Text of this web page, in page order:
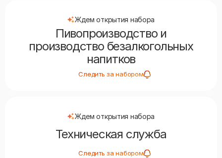
Пивопроизводство и
производство безалкогольных
напитков
Ждем открытия набора
Следить за набором
Техническая служба
Ждем открытия набора
Следить за набором